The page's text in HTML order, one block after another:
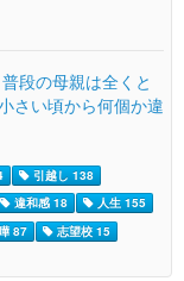
段の母親は全くと
さい頃から何個か違
引越し 138
違和感 18
人生 155
87
志望校 15